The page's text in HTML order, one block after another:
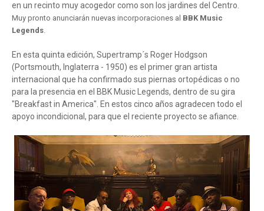
en un recinto muy acogedor como son los jardines del Centro.
Muy pronto anunciarán nuevas incorporaciones al BBK Music
Legends.
En esta quinta edición, Supertramp´s Roger Hodgson
(Portsmouth, Inglaterra - 1950) es el primer gran artista
internacional que ha confirmado sus piernas ortopédicas o no
para la presencia en el BBK Music Legends, dentro de su gira
"Breakfast in America". En estos cinco años agradecen todo el
apoyo incondicional, para que el reciente proyecto se afiance.